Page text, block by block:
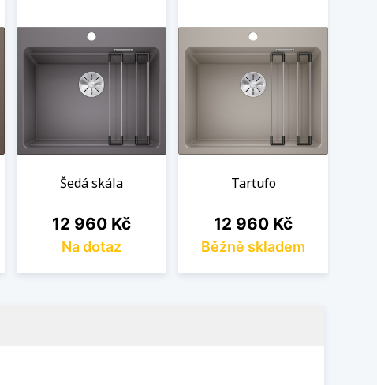
Šedá skála
Cena
12 960 Kč
Na dotaz
Tartufo
Cena
12 960 Kč
Běžně skladem